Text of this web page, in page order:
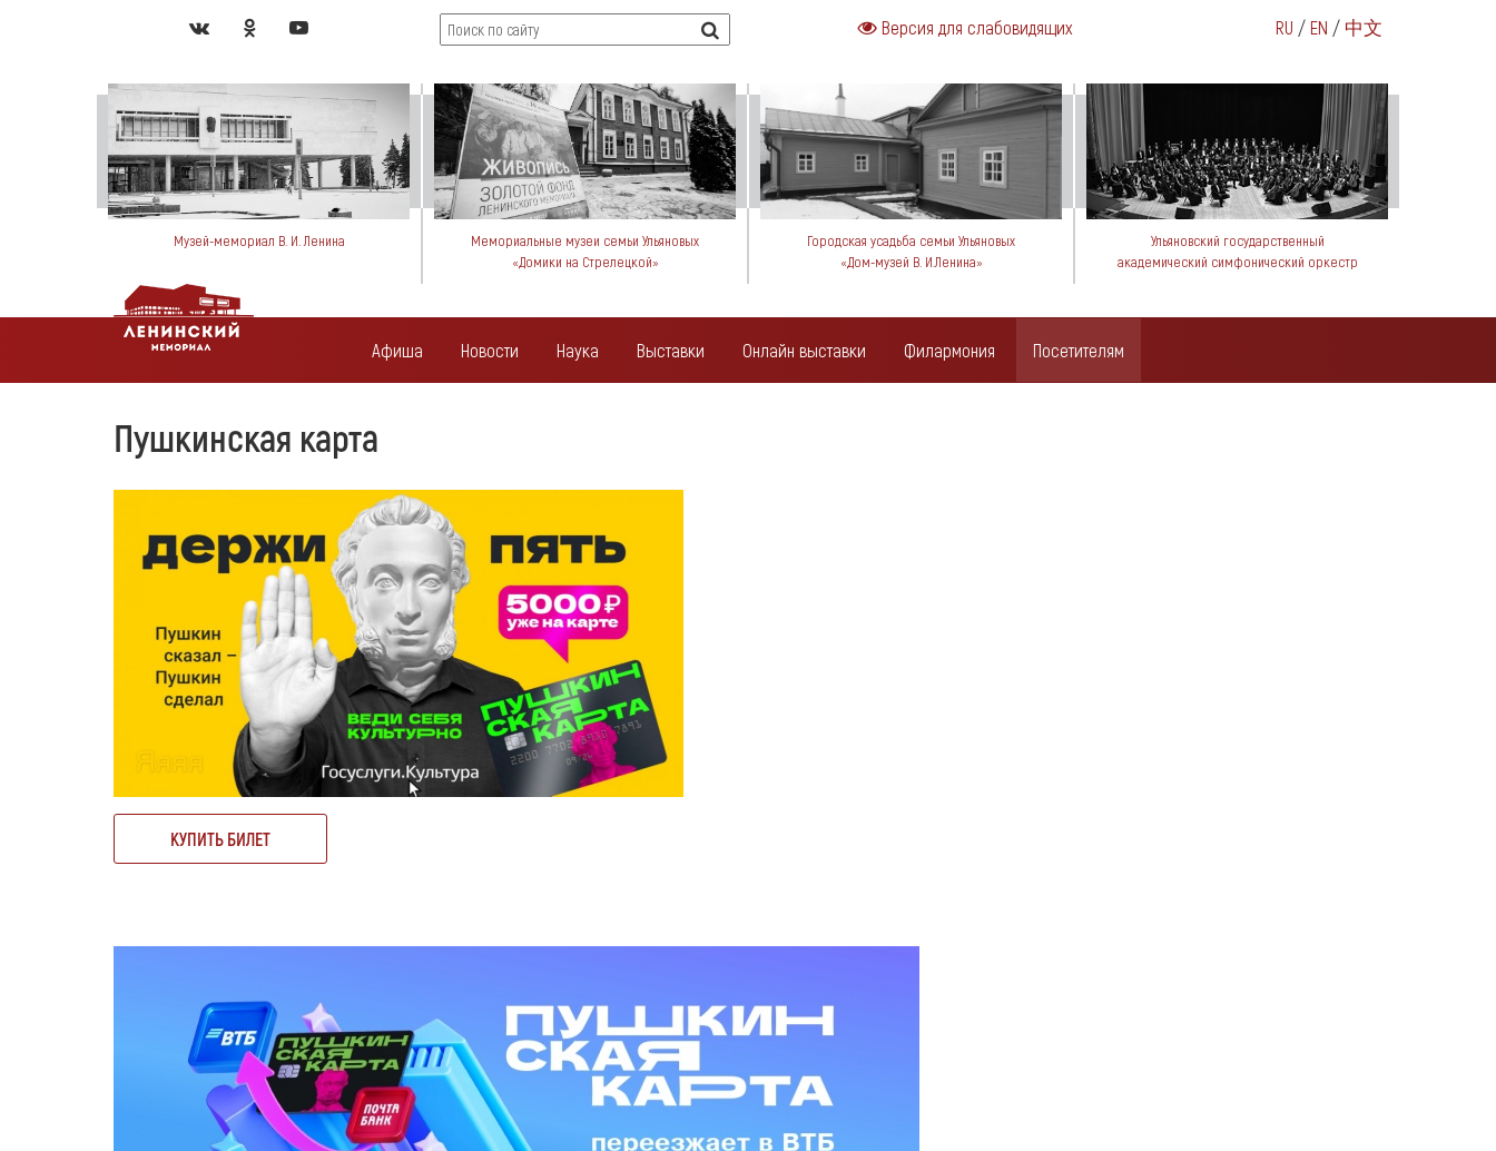
RU / EN / 中文
Версия для слабовидящих
Музей-мемориал В. И. Ленина
Мемориальные музеи семьи Ульяновых
«Домики на Стрелецкой»
Городская усадьба семьи Ульяновых
«Дом-музей В. И.Ленина»
Ульяновский государственный
академический симфонический оркестр
Афиша Новости Наука Выставки Онлайн выставки Филармония Посетителям
Пушкинская карта
КУПИТЬ БИЛЕТ